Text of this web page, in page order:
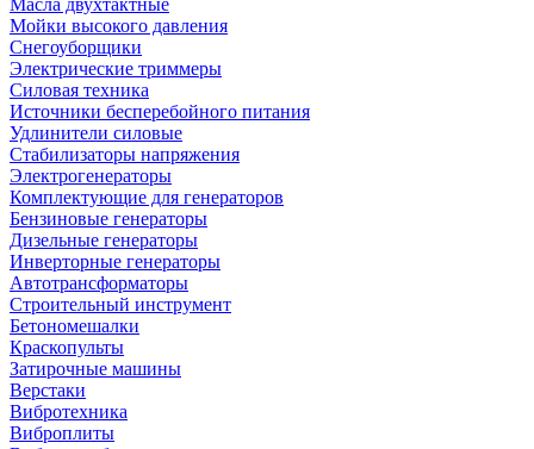
Масла двухтактные
Мойки высокого давления
Снегоуборщики
Электрические триммеры
Силовая техника
Источники бесперебойного питания
Удлинители силовые
Стабилизаторы напряжения
Электрогенераторы
Комплектующие для генераторов
Бензиновые генераторы
Дизельные генераторы
Инверторные генераторы
Автотрансформаторы
Строительный инструмент
Бетономешалки
Краскопульты
Затирочные машины
Верстаки
Вибротехника
Виброплиты